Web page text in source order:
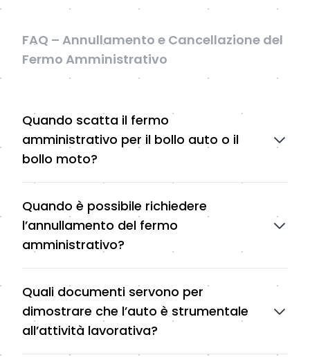
FAQ – Annullamento e Cancellazione del
Fermo Amministrativo
Quando scatta il fermo
amministrativo per il bollo auto o il
bollo moto?
Quando è possibile richiedere
l’annullamento del fermo
amministrativo?
Quali documenti servono per
dimostrare che l’auto è strumentale
all’attività lavorativa?